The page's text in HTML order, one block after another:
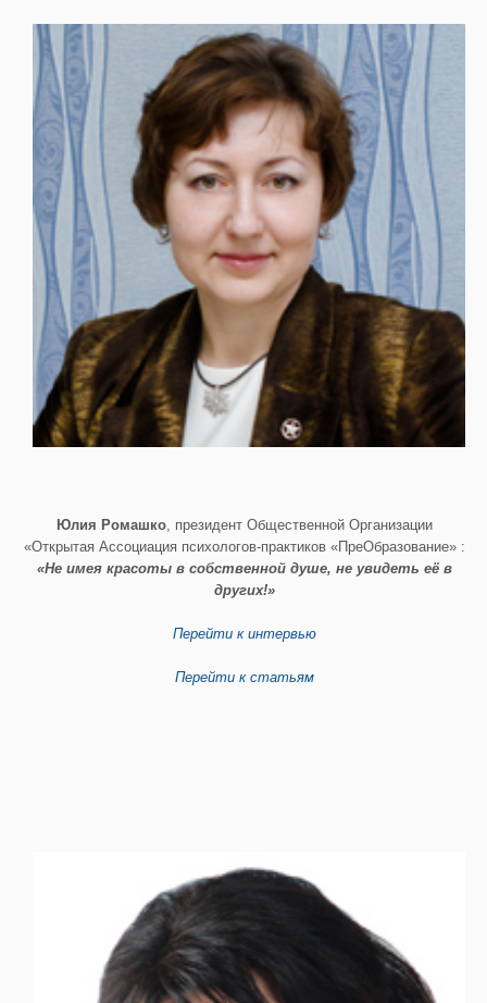
Юлия Ромашко, президент Общественной Организации
«Открытая Ассоциация психологов-практиков «ПреОбразование» :
«Не имея красоты в собственной душе, не увидеть её в
других!»
Перейти к интервью
Перейти к статьям